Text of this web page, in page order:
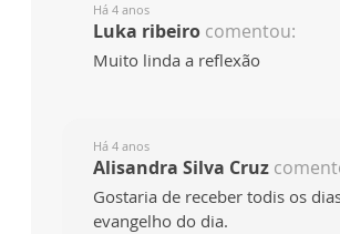
Há 4 anos
Luka ribeiro comentou:
Muito linda a reflexão
Há 4 anos
Alisandra Silva Cruz
Gostaria de receber todis os
evangelho do dia.